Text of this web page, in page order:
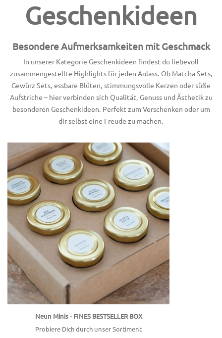
Geschenkideen
Besondere Aufmerksamkeiten mit Geschmack
In unserer Kategorie Geschenkideen findest du liebevoll
zusammengestellte Highlights für jeden Anlass. Ob Matcha Sets,
Gewürz Sets, essbare Blüten, stimmungsvolle Kerzen oder süße
Aufstriche – hier verbinden sich Qualität, Genuss und Ästhetik zu
besonderen Geschenkideen. Perfekt zum Verschenken oder um
dir selbst eine Freude zu machen.
Neun Minis - FINES BESTSELLER BOX
Probiere Dich durch unser Sortiment